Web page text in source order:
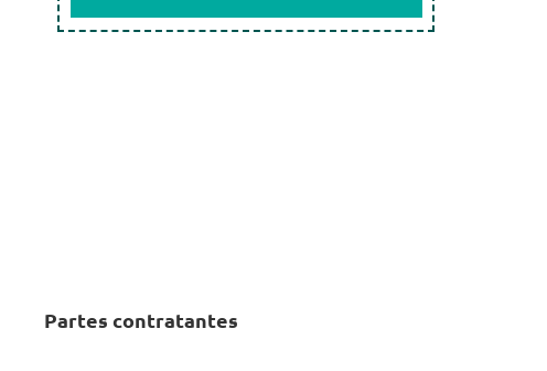
Partes contratantes